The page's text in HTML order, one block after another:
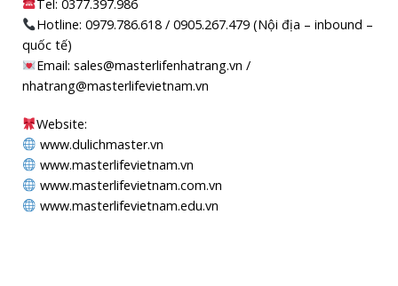
Tel: 0377.397.986
Hotline: 0979.786.618 / 0905.267.479 (Nội địa – inbound –
quốc tế)
Email: sales@masterlifenhatrang.vn /
nhatrang@masterlifevietnam.vn
Website:
www.dulichmaster.vn
www.masterlifevietnam.vn
www.masterlifevietnam.com.vn
www.masterlifevietnam.edu.vn